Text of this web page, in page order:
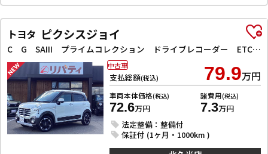
トヨタ ピクシスジョイ
C G SAIII プライムコレクション ドライブレコーダー ETC バックカメラ ナビ TV クリアランスソナー 衝突被害軽減システム オートマチックハイビーム オートライト スマートキー アイドリングストップ 電動格納ミラー
支払総額(税込) 79.9万円
車両本体価格(税込)
72.6万円
諸費用(税込)
7.3万円
法定整備：整備付
保証付 (1ヶ月・1000km )
中古車